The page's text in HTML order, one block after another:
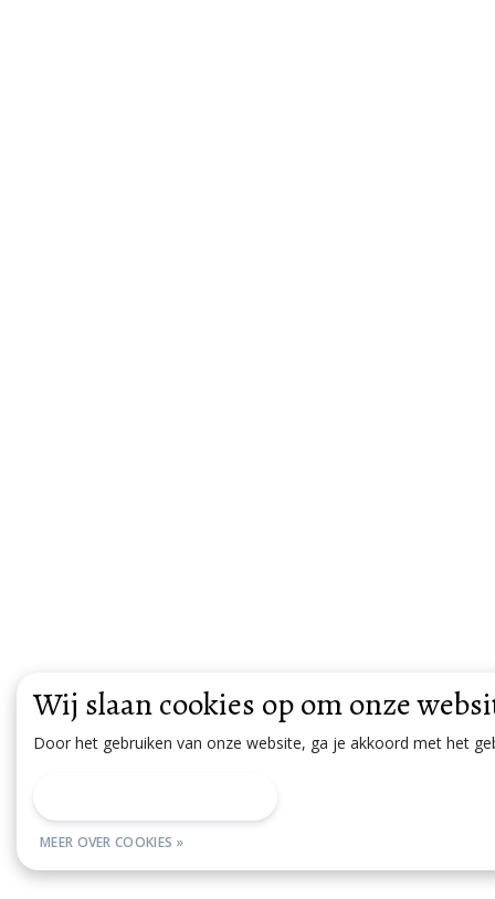
Wij slaan cookies op om onze
Door het gebruiken van onze website, ga je akkoord met het
MEER OVER COOKIES »